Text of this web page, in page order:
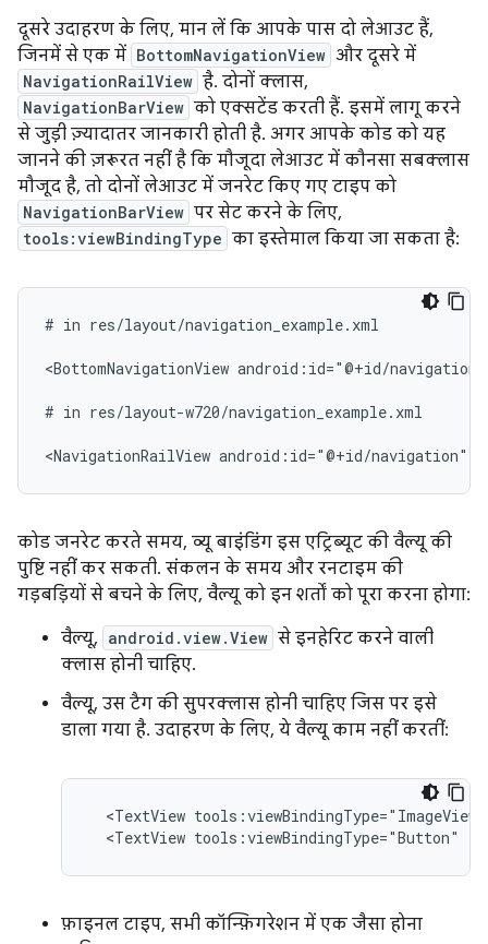
दूसरे उदाहरण के लिए, मान लें कि आपके पास दो लेआउट हैं,
जिनमें से एक में BottomNavigationView और दूसरे में
NavigationRailView है. दोनों क्लास,
NavigationBarView को एक्सटेंड करती हैं. इसमें लागू करने
से जुड़ी ज़्यादातर जानकारी होती है. अगर आपके कोड को यह
जानने की ज़रूरत नहीं है कि मौजूदा लेआउट में कौनसा सबक्लास
मौजूद है, तो दोनों लेआउट में जनरेट किए गए टाइप को
NavigationBarView पर सेट करने के लिए,
tools:viewBindingType का इस्तेमाल किया जा सकता है:
# in res/layout/navigation_example.xml
<BottomNavigationView android:id="@+id/navigation"
# in res/layout-w720/navigation_example.xml
<NavigationRailView android:id="@+id/navigation"
कोड जनरेट करते समय, व्यू बाइंडिंग इस एट्रिब्यूट की वैल्यू की
पुष्टि नहीं कर सकती. संकलन के समय और रनटाइम की
गड़बड़ियों से बचने के लिए, वैल्यू को इन शर्तों को पूरा करना होगा:
वैल्यू, android.view.View से इनहेरिट करने वाली
क्लास होनी चाहिए.
वैल्यू, उस टैग की सुपरक्लास होनी चाहिए जिस पर इसे
डाला गया है. उदाहरण के लिए, ये वैल्यू काम नहीं करतीं:
<TextView tools:viewBindingType="ImageView"
<TextView tools:viewBindingType="Button"
फ़ाइनल टाइप, सभी कॉन्फ़िगरेशन में एक जैसा होना